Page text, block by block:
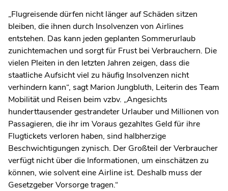
„Flugreisende dürfen nicht länger auf Schäden sitzen
bleiben, die ihnen durch Insolvenzen von Airlines
entstehen. Das kann jeden geplanten Sommerurlaub
zunichtemachen und sorgt für Frust bei Verbrauchern. Die
vielen Pleiten in den letzten Jahren zeigen, dass die
staatliche Aufsicht viel zu häufig Insolvenzen nicht
verhindern kann“, sagt Marion Jungbluth, Leiterin des Team
Mobilität und Reisen beim vzbv. „Angesichts
hunderttausender gestrandeter Urlauber und Millionen von
Passagieren, die ihr im Voraus gezahltes Geld für ihre
Flugtickets verloren haben, sind halbherzige
Beschwichtigungen zynisch. Der Großteil der Verbraucher
verfügt nicht über die Informationen, um einschätzen zu
können, wie solvent eine Airline ist. Deshalb muss der
Gesetzgeber Vorsorge tragen.“